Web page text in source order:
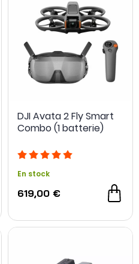
DJI Avata 2 Fly Smart
Combo (1 batterie)
En stock
619,00 €